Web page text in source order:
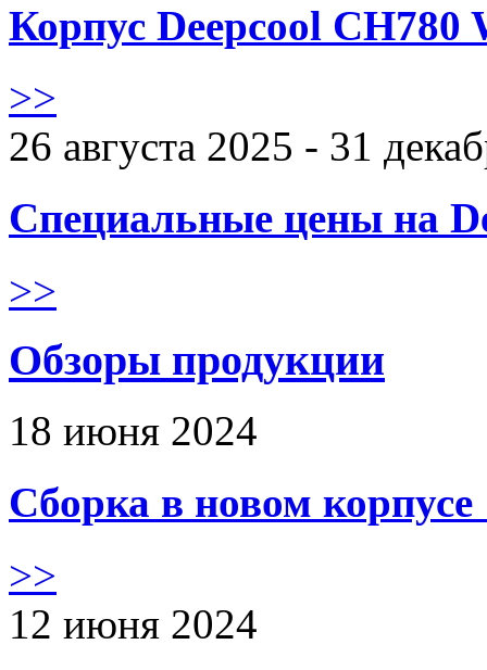
Корпус Deepcool CH780
>>
26 августа 2025 - 31
Специальные цены на
>>
Обзоры продукции
18 июня 2024
Сборка в новом
>>
12 июня 2024